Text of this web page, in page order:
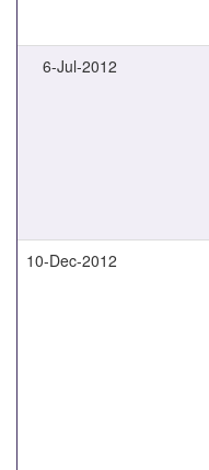
6-Jul-2012
10-Dec-2012